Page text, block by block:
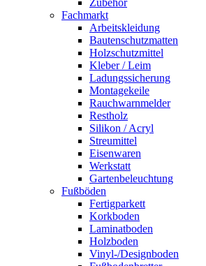
Zubehör
Fachmarkt
Arbeitskleidung
Bautenschutzmatten
Holzschutzmittel
Kleber / Leim
Ladungssicherung
Montagekeile
Rauchwarnmelder
Restholz
Silikon / Acryl
Streumittel
Eisenwaren
Werkstatt
Gartenbeleuchtung
Fußböden
Fertigparkett
Korkboden
Laminatboden
Holzboden
Vinyl-/Designboden